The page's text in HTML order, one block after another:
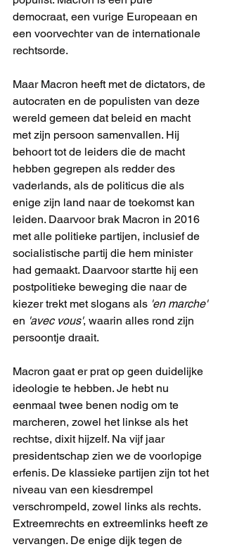
democraat, een vurige Europeaan en
een voorvechter van de internationale
rechtsorde.
Maar Macron heeft met de dictators, de
autocraten en de populisten van deze
wereld gemeen dat beleid en macht
met zijn persoon samenvallen. Hij
behoort tot de leiders die de macht
hebben gegrepen als redder des
vaderlands, als de politicus die als
enige zijn land naar de toekomst kan
leiden. Daarvoor brak Macron in 2016
met alle politieke partijen, inclusief de
socialistische partij die hem minister
had gemaakt. Daarvoor startte hij een
postpolitieke beweging die naar de
kiezer trekt met slogans als 'en marche'
en 'avec vous', waarin alles rond zijn
persoontje draait.
Macron gaat er prat op geen duidelijke
ideologie te hebben. Je hebt nu
eenmaal twee benen nodig om te
marcheren, zowel het linkse als het
rechtse, dixit hijzelf. Na vijf jaar
presidentschap zien we de voorlopige
erfenis. De klassieke partijen zijn tot het
niveau van een kiesdrempel
verschrompeld, zowel links als rechts.
Extreemrechts en extreemlinks heeft ze
vervangen. De enige dijk tegen de